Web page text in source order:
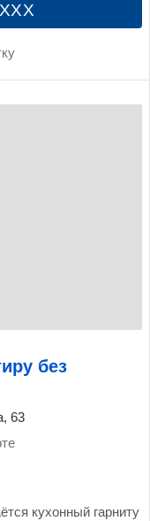
без
63
кухонный гарниту